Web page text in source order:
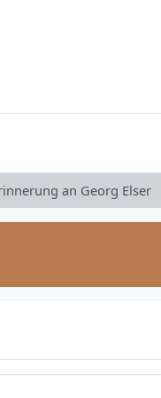
an Georg Elser